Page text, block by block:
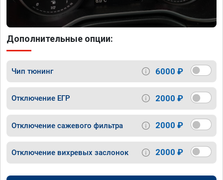
Дополнительные опции:
Чип тюнинг 6000 ₽
Отключение ЕГР 2000 ₽
Отключение сажевого фильтра 2000 ₽
Отключение вихревых заслонок 2000 ₽